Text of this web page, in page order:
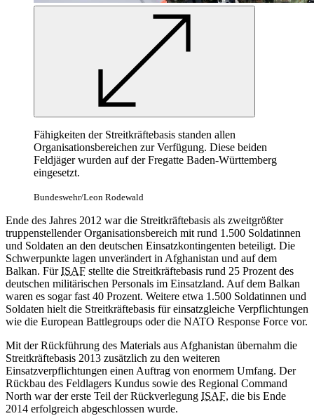
Fähigkeiten der Streitkräftebasis standen allen
Organisationsbereichen zur Verfügung. Diese beiden
Feldjäger wurden auf der Fregatte Baden-Württemberg
eingesetzt.
Bundeswehr/Leon Rodewald
Ende des Jahres 2012 war die Streitkräftebasis als zweitgrößter
truppenstellender Organisationsbereich mit rund 1.500 Soldatinnen
und Soldaten an den deutschen Einsatzkontingenten beteiligt. Die
Schwerpunkte lagen unverändert in Afghanistan und auf dem
Balkan. FürISAF stellte die Streitkräftebasis rund 25 Prozent des
deutschen militärischen Personals im Einsatzland. Auf dem Balkan
waren es sogar fast 40 Prozent. Weitere etwa 1.500 Soldatinnen und
Soldaten hielt die Streitkräftebasis für einsatzgleiche Verpflichtungen
wie die European Battlegroups oder die NATO Response Force vor.
Mit der Rückführung des Materials aus Afghanistan übernahm die
Streitkräftebasis 2013 zusätzlich zu den weiteren
Einsatzverpflichtungen einen Auftrag von enormem Umfang. Der
Rückbau des Feldlagers Kundus sowie des Regional Command
North war der erste Teil der Rückverlegung ISAF, die bis Ende
2014 erfolgreich abgeschlossen wurde.